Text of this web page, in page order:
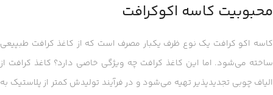
محبوبیت کاسه اکوکرافت
کاسه اکو کرافت یک نوع ظرف یکبار مصرف است که از کاغذ کرافت طبپیعی
ساخته می‌شود. اما این کاغذ کرافت چه ویژگی خاصی دارد؟ کاغذ کرافت از
الیاف چوبی تجدیدپذیر تهیه می‌شود و در فرآیند تولیدش کمتر از پلاستیک به